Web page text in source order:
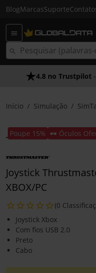
BlogMarcasSuporte
4.8 no Trustpilot
Início Simulação
Poupe 15% 🕶️ Óculos
Joystick
XBOX/PC
(0
Joystick Xbox
Com fios USB 2.0
Preto
Cabo